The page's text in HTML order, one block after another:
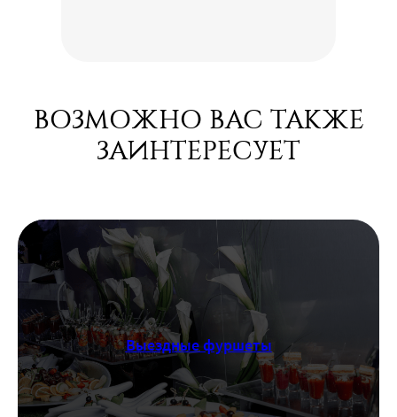
ВОЗМОЖНО ВАС ТАКЖЕ
ЗАИНТЕРЕСУЕТ
Выездные фуршеты